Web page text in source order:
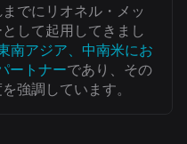
でにリオネル・メッ
して起用してきまし
南アジア、中南米にお
ートナーであり、その
強調しています。